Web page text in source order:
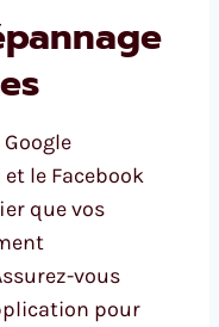
le Facebook
que vos
vous
pour